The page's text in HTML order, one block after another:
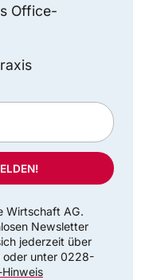
Office-
Wirtschaft AG.
Newsletter
jederzeit über
oder unter 0228-